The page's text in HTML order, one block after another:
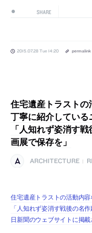
SHARE
2015.07.28 Tue 14:20 permalink
住宅遺産トラストの
丁寧に紹介している
「人知れず姿消す
画展で保存を」
ARCHITECTURE
住宅遺産トラストの活動内
「人知れず姿消す戦後の名
日新聞のウェブサイトに掲